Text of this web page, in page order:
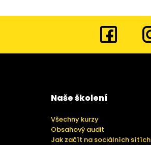
Naše školení
Všechny kurzy
Obsahový audit
Jak začít na sociálních sítích